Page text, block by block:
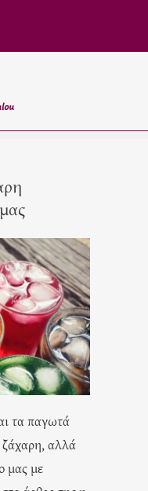
τα παγωτά
ζάχαρη, αλλά
μας με